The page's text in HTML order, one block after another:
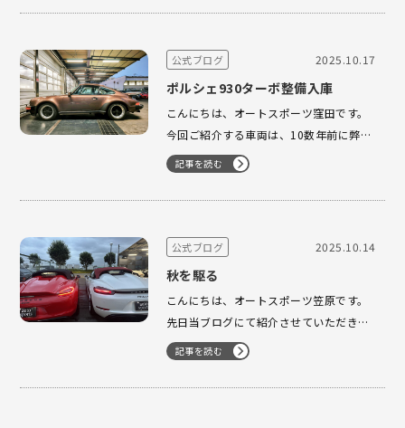
トゥットガルト市の公式紋章の馬と、こ
ェルテンベルク州の紋章から鹿の角、赤
の豊…
公式ブログ 2025.10.17
ポルシェ930ターボ整備入庫
こんにちは、オートスポーツ窪田です。
今回ご紹介する車両は、10数年前に弊社
からご購入いただいたお車です。これま
でにも何台もご購入いただいており、所
有台数は50台以上にもなるコレクターの
いていたのですが、現地の整備環境やガ
記事を読む
公式ブログ 2025.10.14
秋を駆る
こんにちは、オートスポーツ笠原です。
先日当ブログにて紹介させていただきま
した718スパイダーに加え、今度は981
スパイダーが入庫いたしました！🕷 車体
色はガーズレッドで、これからの秋の紅
記事を読む